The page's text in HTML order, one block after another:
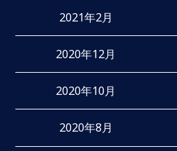
2021年2月
2020年12月
2020年10月
2020年8月